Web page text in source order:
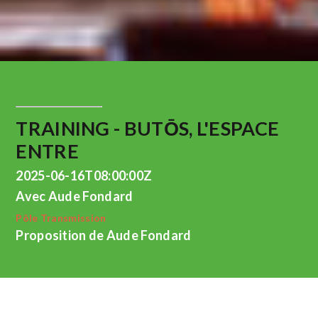
TRAINING - BUTŌS, L'ESPACE
ENTRE
2025-06-16T08:00:00Z
Avec Aude Fondard
Pôle Transmission
Proposition de Aude Fondard